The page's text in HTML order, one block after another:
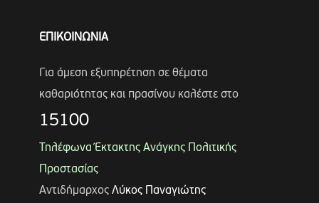
ΕΠΙΚΟΙΝΩΝΙΑ
Για άμεση εξυπηρέτηση σε θέματα
καθαριότητας και πρασίνου καλέστε στο
15100
Τηλέφωνα Έκτακτης Ανάγκης Πολιτικής
Προστασίας
Αντιδήμαρχος Λύκος Παναγιώτης